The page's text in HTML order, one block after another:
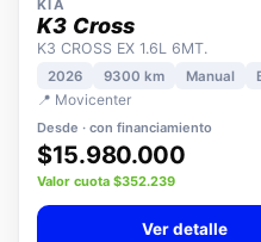
KIA
K3 Cross
K3 CROSS EX 1.6L 6MT.
2026 9300 km
📍 Movicenter
Desde · con financiamiento
$15.980.000
Valor cuota $352.239